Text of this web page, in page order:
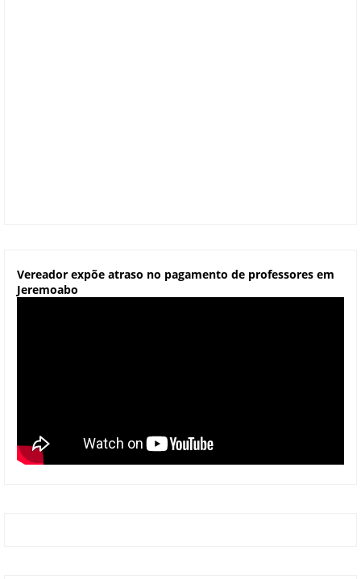
Vereador expõe atraso no pagamento de professores em
Jeremoabo